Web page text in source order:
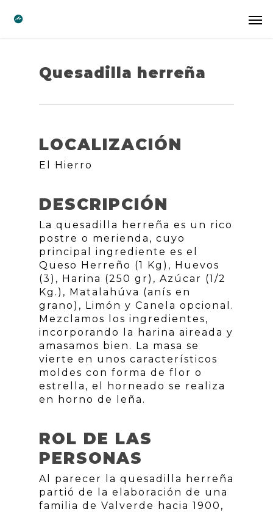
Quesadilla herreña
LOCALIZACIÓN
El Hierro
DESCRIPCIÓN
La quesadilla herreña es un rico
postre o merienda, cuyo
principal ingrediente es el
Queso Herreño (1 Kg), Huevos
(3), Harina (250 gr), Azúcar (1/2
Kg.), Matalahúva (anís en
grano), Limón y Canela opcional.
Mezclamos los ingredientes,
incorporando la harina aireada y
amasamos bien. La masa se
vierte en unos característicos
moldes con forma de flor o
estrella, el horneado se realiza
en horno de leña.
ROL DE LAS
PERSONAS
Al parecer la quesadilla herreña
partió de la elaboración de una
familia de Valverde hacia 1900,